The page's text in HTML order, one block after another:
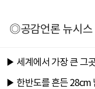
◎공감언론 뉴시스